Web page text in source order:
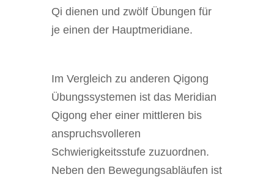
Qi dienen und zwölf Übungen für
je einen der Hauptmeridiane.
Im Vergleich zu anderen Qigong
Übungssystemen ist das Meridian
Qigong eher einer mittleren bis
anspruchsvolleren
Schwierigkeitsstufe zuzuordnen.
Neben den Bewegungsabläufen ist